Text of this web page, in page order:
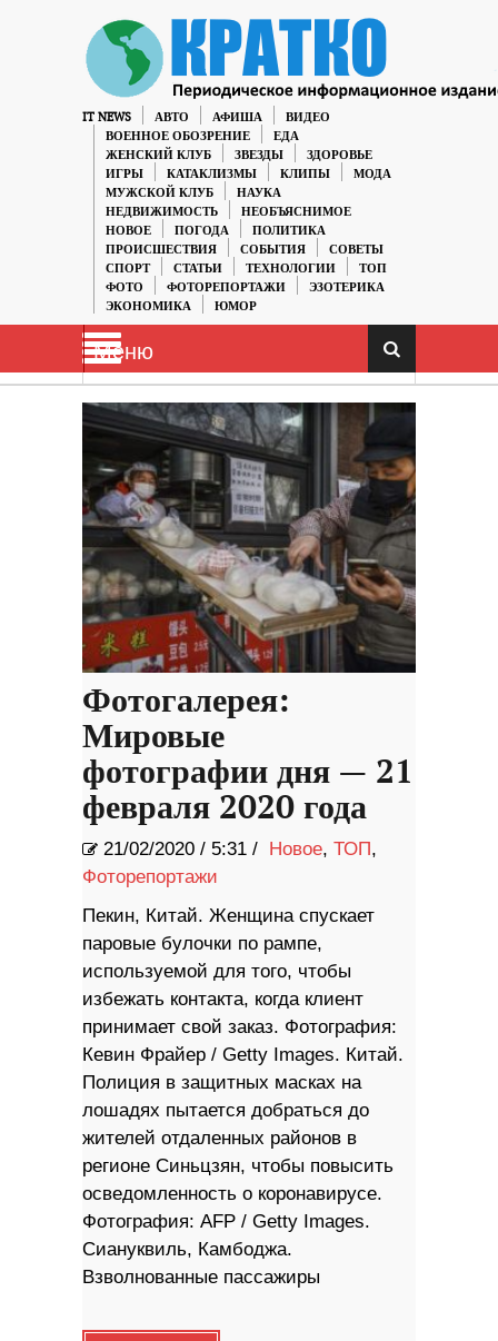
IT NEWS АВТО АФИША
ВИДЕО
ВОЕННОЕ ОБОЗРЕНИЕ
ЕДА
ЖЕНСКИЙ КЛУБ
ЗВЕЗДЫ
ЗДОРОВЬЕ
ИГРЫ
КАТАКЛИЗМЫ КЛИПЫ
МОДА
МУЖСКОЙ КЛУБ
НАУКА
НЕДВИЖИМОСТЬ
НЕОБЪЯСНИМОЕ
НОВОЕ
ПОГОДА
ПОЛИТИКА
ПРОИСШЕСТВИЯ
СОБЫТИЯ
СОВЕТЫ
СПОРТ
СТАТЬИ ТЕХНОЛОГИИ
ТОП
ФОТО
ФОТОРЕПОРТАЖИ
ЭЗОТЕРИКА
ЭКОНОМИКА
ЮМОР
Меню
Фотогалерея:
Мировые
фотографии дня — 21
февраля 2020 года
21/02/2020 / 5:31 / Новое, ТОП,
Фоторепортажи
Пекин, Китай. Женщина спускает
паровые булочки по рампе,
используемой для того, чтобы
избежать контакта, когда клиент
принимает свой заказ. Фотография:
Кевин Фрайер / Getty Images. Китай.
Полиция в защитных масках на
лошадях пытается добраться до
жителей отдаленных районов в
регионе Синьцзян, чтобы повысить
осведомленность о коронавирусе.
Фотография: AFP / Getty Images.
Сиануквиль, Камбоджа.
Взволнованные пассажиры